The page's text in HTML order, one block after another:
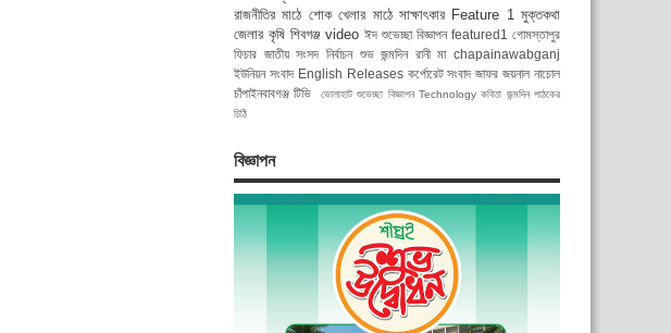
রাজনীতির মাঠে শোক খেলার মাঠে সাক্ষাৎকার Feature 1 মুক্তকথা
জেলার কৃষি শিবগঞ্জ video ঈদ শুভেচ্ছা বিজ্ঞাপন featured1
গোমস্তাপুর
ফিচার জাতীয় সংসদ নির্বাচন শুভ জন্মদিন রানী মা chapainawabganj
ইউনিয়ন সংবাদ English Releases কর্পোরেট সংবাদ জাফর জয়নাল নাচোল
চাঁপাইনবাবগঞ্জ টিভি
ভোলাহাট শুভেচ্ছা বিজ্ঞাপন Technology কবিতা জন্মদিন পাঠকের
চিঠি
বিজ্ঞাপন